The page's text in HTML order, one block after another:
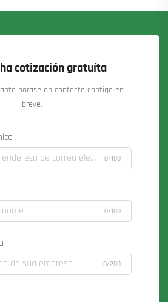
cotización gratuíta
porase en contacto contigo en
breve.
0/100
0/100
0/200